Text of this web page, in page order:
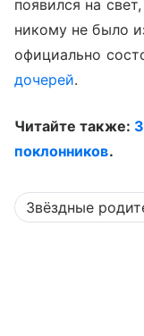
появился на
никому не было
официально
дочерей.
Читайте также:
поклонников.
Звёздные